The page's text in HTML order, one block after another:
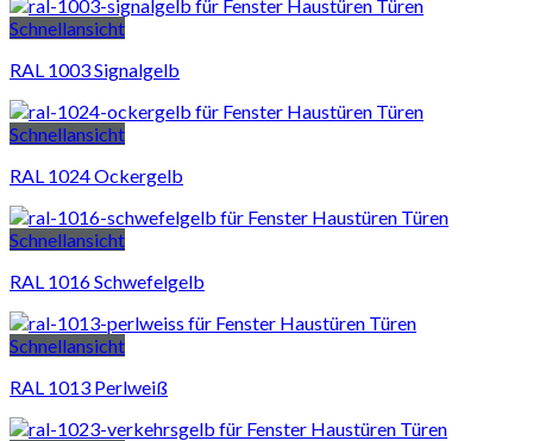
Schnellansicht
RAL 1003 Signalgelb
Schnellansicht
RAL 1024 Ockergelb
Schnellansicht
RAL 1016 Schwefelgelb
Schnellansicht
RAL 1013 Perlweiß